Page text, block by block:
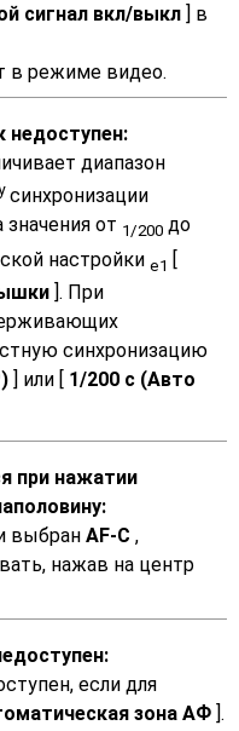
сигнал вкл/выкл ] в
в режиме видео.
недоступен:
диапазон
синхронизации
от 1/200 до
настройки e1
]. При
синхронизацию
] или [ 1/200 с (Авто
при нажатии
выбран AF-C ,
нажав на центр
если для
зона АФ ].